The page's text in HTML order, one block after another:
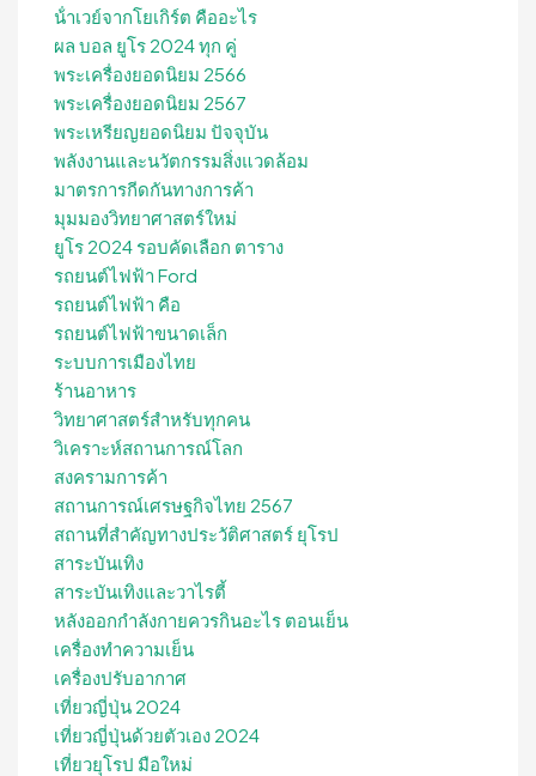
น้ําเวย์จากโยเกิร์ต คืออะไร
ผล บอล ยูโร 2024 ทุก คู่
พระเครื่องยอดนิยม 2566
พระเครื่องยอดนิยม 2567
พระเหรียญยอดนิยม ปัจจุบัน
พลังงานและนวัตกรรมสิ่งแวดล้อม
มาตรการกีดกันทางการค้า
มุมมองวิทยาศาสตร์ใหม่
ยูโร 2024 รอบคัดเลือก ตาราง
รถยนต์ไฟฟ้า Ford
รถยนต์ไฟฟ้า คือ
รถยนต์ไฟฟ้าขนาดเล็ก
ระบบการเมืองไทย
ร้านอาหาร
วิทยาศาสตร์สำหรับทุกคน
วิเคราะห์สถานการณ์โลก
สงครามการค้า
สถานการณ์เศรษฐกิจไทย 2567
สถานที่สําคัญทางประวัติศาสตร์ ยุโรป
สาระบันเทิง
สาระบันเทิงและวาไรตี้
หลังออกกําลังกายควรกินอะไร ตอนเย็น
เครื่องทำความเย็น
เครื่องปรับอากาศ
เที่ยวญี่ปุ่น 2024
เที่ยวญี่ปุ่นด้วยตัวเอง 2024
เที่ยวยุโรป มือใหม่